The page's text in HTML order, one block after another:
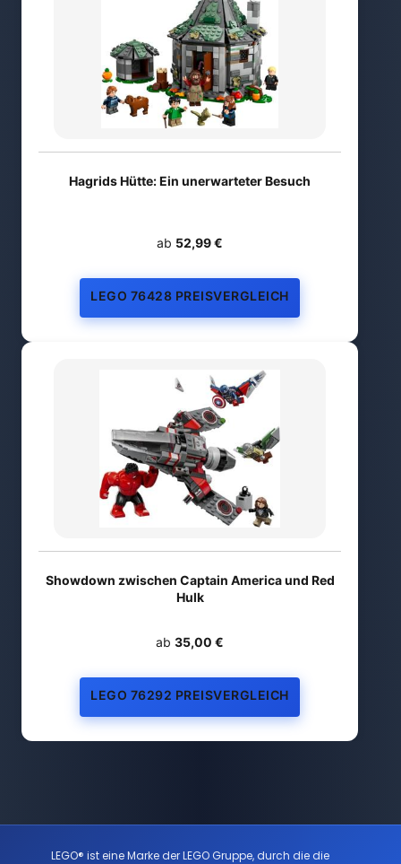
Hagrids Hütte: Ein unerwarteter Besuch
ab 52,99 €
LEGO 76428 PREISVERGLEICH
Showdown zwischen Captain America und Red
Hulk
ab 35,00 €
LEGO 76292 PREISVERGLEICH
LEGO® ist eine Marke der LEGO Gruppe, durch die die